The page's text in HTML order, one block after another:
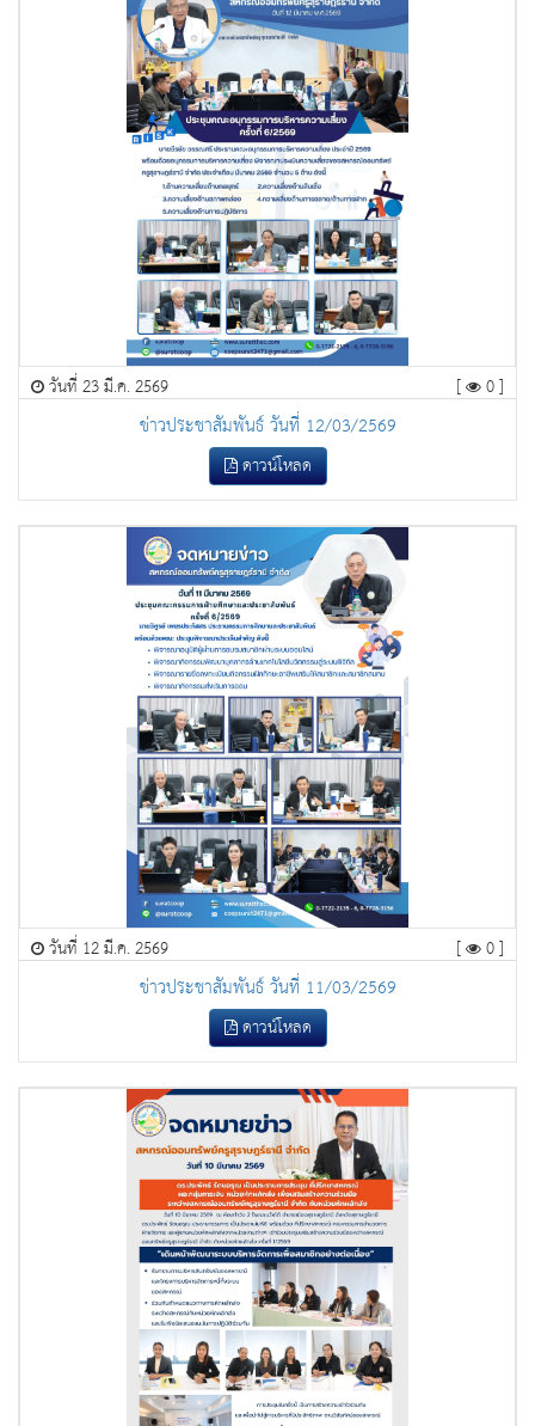
วันที่ 23 มี.ค. 2569 [ 0 ]
ข่าวประชาสัมพันธ์ วันที่ 12/03/2569
ดาวน์โหลด
วันที่ 12 มี.ค. 2569 [ 0 ]
ข่าวประชาสัมพันธ์ วันที่ 11/03/2569
ดาวน์โหลด